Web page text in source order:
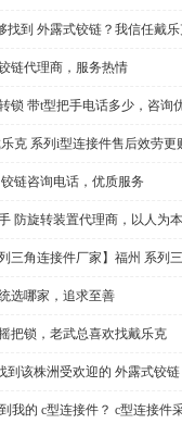
找到 外露式铰链？我信任戴
链代理商，服务热情
锁 带t型把手电话多少，咨询
克 系列i型连接件售后效劳更
链咨询电话，优质服务
防旋转装置代理商，以人为本
列三角连接件厂家】福州 系列
选哪家，追求至善
把锁，老武总喜欢找戴乐克
到该株洲受欢迎的 外露式铰
我的 c型连接件？ c型连接件